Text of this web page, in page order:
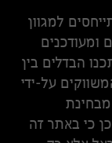
למגוון
ומעודכנים
הבדלים בין
על-ידי
כי באתר זה